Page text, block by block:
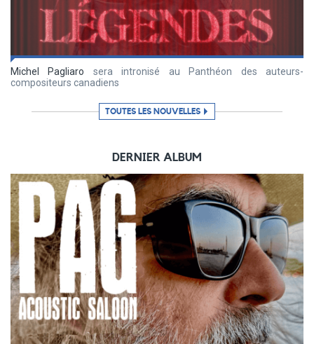
Michel Pagliaro sera intronisé au Panthéon des auteurs-
compositeurs canadiens
TOUTES LES NOUVELLES
DERNIER ALBUM